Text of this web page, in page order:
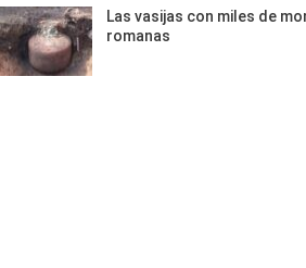
Las vasijas con miles de
romanas